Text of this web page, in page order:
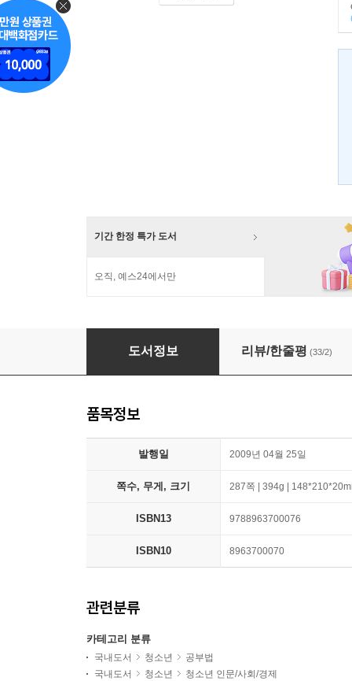
기간 한정 특가 도서
오직, 예스24에서만
하루라도 공부만 할 수 있다면
도서정보 리뷰/한줄평 (33/2)
품목정보
발행일 2009년 04월 25일
쪽수, 무게, 크기 287쪽 | 394g |
ISBN13 9788963700076
ISBN10 8963700070
관련분류
카테고리 분류
국내도서 청소년
공부법
국내도서
청소년 청소년 인문/사회/경제